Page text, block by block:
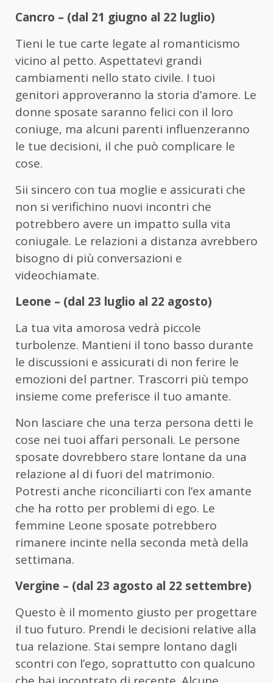
Cancro – (dal 21 giugno al 22 luglio)
Tieni le tue carte legate al romanticismo
vicino al petto. Aspettatevi grandi
cambiamenti nello stato civile. I tuoi
genitori approveranno la storia d’amore. Le
donne sposate saranno felici con il loro
coniuge, ma alcuni parenti influenzeranno
le tue decisioni, il che può complicare le
cose.
Sii sincero con tua moglie e assicurati che
non si verifichino nuovi incontri che
potrebbero avere un impatto sulla vita
coniugale. Le relazioni a distanza avrebbero
bisogno di più conversazioni e
videochiamate.
Leone – (dal 23 luglio al 22 agosto)
La tua vita amorosa vedrà piccole
turbolenze. Mantieni il tono basso durante
le discussioni e assicurati di non ferire le
emozioni del partner. Trascorri più tempo
insieme come preferisce il tuo amante.
Non lasciare che una terza persona detti le
cose nei tuoi affari personali. Le persone
sposate dovrebbero stare lontane da una
relazione al di fuori del matrimonio.
Potresti anche riconciliarti con l’ex amante
che ha rotto per problemi di ego. Le
femmine Leone sposate potrebbero
rimanere incinte nella seconda metà della
settimana.
Vergine – (dal 23 agosto al 22 settembre)
Questo è il momento giusto per progettare
il tuo futuro. Prendi le decisioni relative alla
tua relazione. Stai sempre lontano dagli
scontri con l’ego, soprattutto con qualcuno